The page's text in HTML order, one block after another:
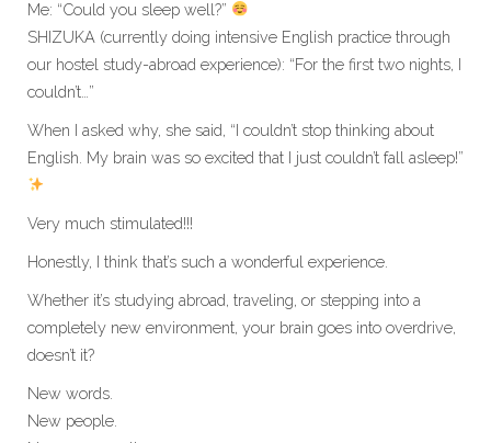
Me: “Could you sleep well?”
SHIZUKA (currently doing intensive English practice through
our hostel study-abroad experience): “For the first two nights, I
couldn’t…”
When I asked why, she said, “I couldn’t stop thinking about
English. My brain was so excited that I just couldn’t fall asleep!”
Very much stimulated!!!
Honestly, I think that’s such a wonderful experience.
Whether it’s studying abroad, traveling, or stepping into a
completely new environment, your brain goes into overdrive,
doesn’t it?
New words.
New people.